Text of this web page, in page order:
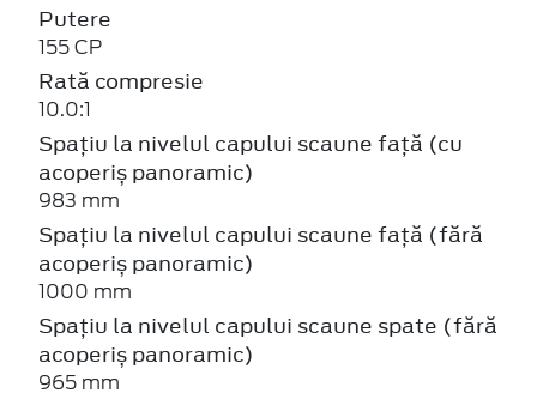
Putere
155 CP
Rată compresie
10.0:1
Spațiu la nivelul capului scaune față (cu
acoperiș panoramic)
983 mm
Spațiu la nivelul capului scaune față (fără
acoperiș panoramic)
1000 mm
Spațiu la nivelul capului scaune spate (fără
acoperiș panoramic)
965 mm